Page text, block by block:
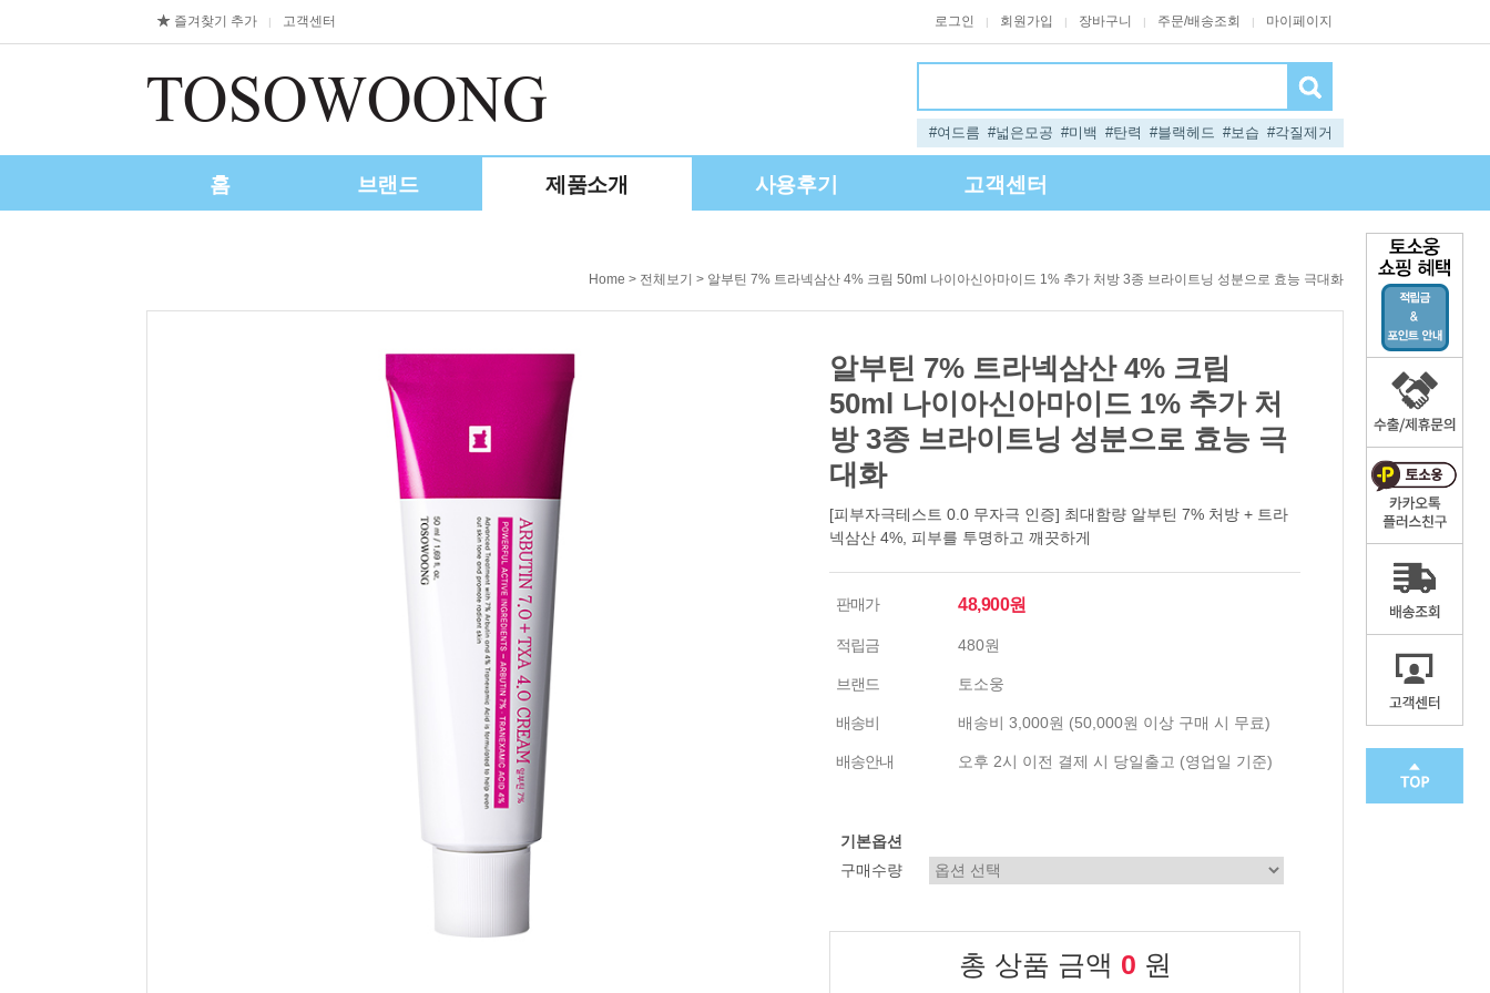
즐겨찾기 추가 | 고객센터 로그인 | 회원가입 | 장바구니 | 주문/배송조회 | 마이페이지
#여드름 #넓은모공 #미백 #탄력 #블랙헤드 #보습 #각질제거
홈 브랜드 제품소개 사용후기 고객센터
Home > 전체보기 > 알부틴 7% 트라넥삼산 4% 크림 50ml 나이아신아마이드 1% 추가 처방 3종 브라이트닝 성분으로 효능 극대화
알부틴 7% 트라넥삼산 4% 크림
50ml 나이아신아마이드 1% 추가 처
방 3종 브라이트닝 성분으로 효능 극
대화
[피부자극테스트 0.0 무자극 인증] 최대함량 알부틴 7% 처방 + 트라
넥삼산 4%, 피부를 투명하고 깨끗하게
판매가 48,900원
적립금 480원
브랜드 토소웅
배송비 배송비 3,000원 (50,000원 이상 구매 시 무료)
배송안내 오후 2시 이전 결제 시 당일출고 (영업일 기준)
기본옵션
구매수량
총 상품 금액 0 원